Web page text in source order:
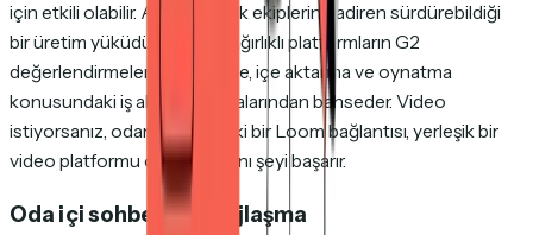
için etkili olabilir. Ancak küçük ekiplerin nadiren sürdürebildiği
bir üretim yüküdür — video ağırlıklı platformların G2
değerlendirmeleri düzenleme, içe aktarma ve oynatma
konusundaki iş akışı sınırlamalarından bahseder. Video
istiyorsanız, odanızın içindeki bir Loom bağlantısı, yerleşik bir
video platformu olmadan aynı şeyi başarır.
Oda içi sohbet / mesajlaşma